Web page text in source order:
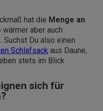
hat die Menge an
aber auch
Suchst Du also einen
Schlafsack aus Daune,
stets im Blick
sich für